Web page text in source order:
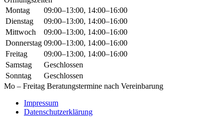
Montag
09:00–13:00, 14:00–16:00
Dienstag
09:00–13:00, 14:00–16:00
Mittwoch
09:00–13:00, 14:00–16:00
Donnerstag 09:00–13:00, 14:00–16:00
Freitag
09:00–13:00, 14:00–16:00
Samstag
Geschlossen
Sonntag
Geschlossen
Mo – Freitag Beratungstermine nach Vereinbarung
Impressum
Datenschutzerklärung